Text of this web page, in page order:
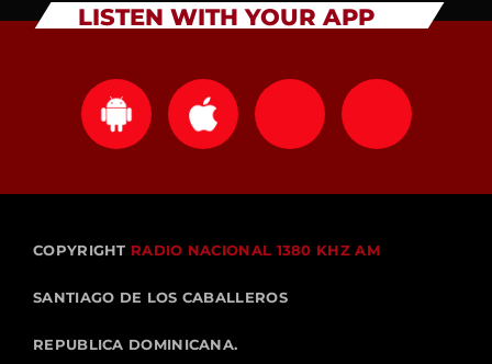
LISTEN WITH YOUR APP
COPYRIGHT RADIO NACIONAL 1380 KHZ AM
SANTIAGO DE LOS CABALLEROS
REPUBLICA DOMINICANA.